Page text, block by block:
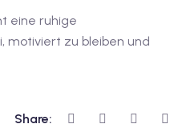
eine ruhige
motiviert zu bleiben und
Share: